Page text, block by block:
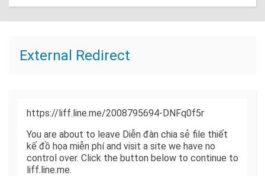
External Redirect
https://liff.line.me/2008795694-DNFq0f5r
You are about to leave Diễn đàn chia sẻ file thiết
kế đồ họa miễn phí and visit a site we have no
control over. Click the button below to continue to
liff.line.me.